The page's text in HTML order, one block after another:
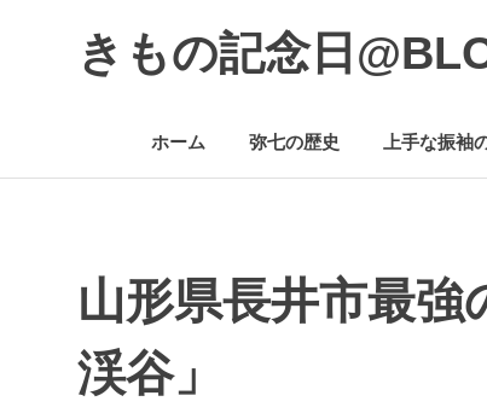
きもの記念日
心
く
読
ん
で
ホーム 弥七の歴史 上手な振袖
山形県長井市最強
渓谷」